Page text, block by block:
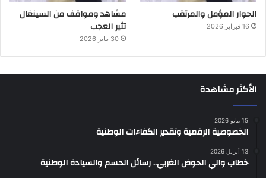
الحوار المؤمل والمرتقب
16 فبراير 2026
مشاهد ومواقف من السينغال
تثير العجب
30 يناير 2026
الأكثر مشاهدة
15 مايو 2026
الخصوصية الرقمية وتقدير الكفاءات الوطنية
13 أبريل 2026
خطاب والي الحوض الغربي.. رسائل الحسم والسيادة الوطنية